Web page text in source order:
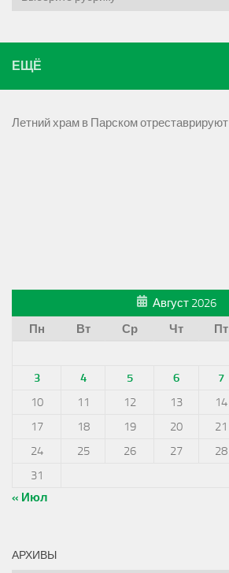
ЕЩЁ
Летний храм в Парском отреставрируют
Август 2026
Пн
Вт Ср Чт Пт
3
4 5 6 7
10
11 12 13 14
17
18 19 20 21
24
25 26 27 28
31
« Июл
АРХИВЫ